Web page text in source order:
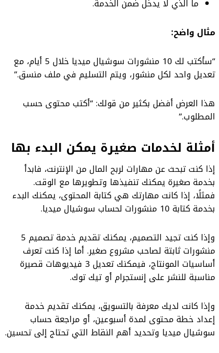
ما الذي لا يدخل ضمن الخدمة.
مثال واضح:
“سأكتب لك 10 منشورات سوشيال ميديا خلال 5 أيام، مع
تعديل واحد لكل منشور، ويتم التسليم في ملف منسق.”
هذا العرض أفضل بكثير من قولك: “أكتب محتوى حسب
المطلوب.”
أمثلة لخدمات صغيرة يمكن البدء بها
إذا كنت تبحث عن مهارات لربح المال من الإنترنت، فابدأ
بخدمة صغيرة يمكنك تنفيذها وتطويرها مع الوقت.
فمثلًا، إذا كانت مهارتك هي كتابة المحتوى، يمكنك البدء
بخدمة كتابة 10 منشورات لحساب سوشيال ميديا.
وإذا كنت تجيد التصميم، يمكنك تقديم خدمة تصميم 5
منشورات ثابتة لصاحب مشروع صغير. أما إذا كنت تعرف
أساسيات المونتاج، فيمكنك تعديل 3 فيديوهات قصيرة
مناسبة للنشر على إنستجرام أو تيك توك.
وإذا كانت لديك معرفة بالتسويق، يمكنك تقديم خدمة
إعداد خطة محتوى لمدة أسبوعين، أو مراجعة حساب
سوشيال ميديا وتحديد أهم النقاط التي تحتاج إلى تحسين.